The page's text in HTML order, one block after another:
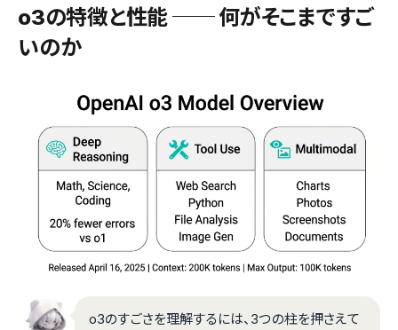
o3の特徴と性能 ── 何がそこまですご
いのか
o3のすごさを理解するには、3つの柱を押さえて